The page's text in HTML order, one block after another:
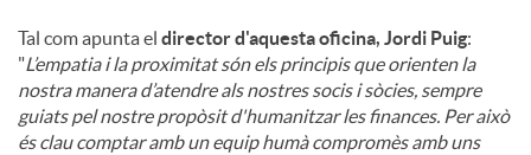
Tal com apunta el director d'aquesta oficina, Jordi Puig:
"L’empatia i la proximitat són els principis que orienten la
nostra manera d’atendre als nostres socis i sòcies, sempre
guiats pel nostre propòsit d'humanitzar les finances. Per això
és clau comptar amb un equip humà compromès amb uns